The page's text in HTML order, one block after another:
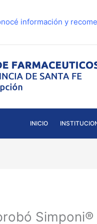
información y
INICIO